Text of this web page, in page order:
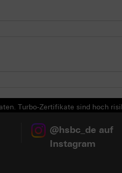
Turbo-Zertifikate sind hoch
@hsbc_de auf
Instagram